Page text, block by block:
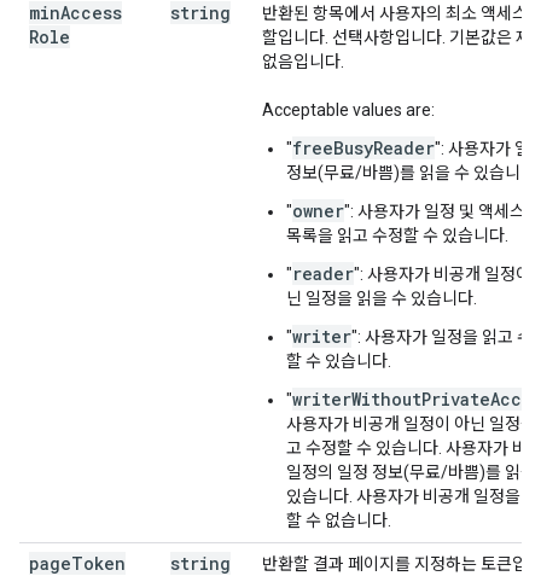
minAccess
Role
string
반환된 항목에서 사용자의 최소 액세스
할입니다. 선택사항입니다. 기본값은 제
없음입니다.
Acceptable values are:
"freeBusyReader": 사용자가 일
정보(무료/바쁨)를 읽을 수 있습니다.
"owner": 사용자가 일정 및 액세스
목록을 읽고 수정할 수 있습니다.
"reader": 사용자가 비공개 일정이
닌 일정을 읽을 수 있습니다.
"writer": 사용자가 일정을 읽고 수
할 수 있습니다.
"
사용자가 비공개 일정이 아닌 일정을
고 수정할 수 있습니다. 사용자가 비
일정의 일정 정보(무료/바쁨)를 읽을
있습니다. 사용자가 비공개 일정을
할 수 없습니다.
pageToken string
반환할 결과 페이지를 지정하는 토큰입